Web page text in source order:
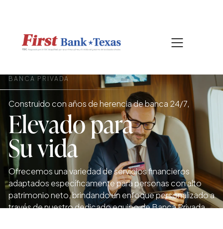
BANCA PRIVADA
Construido con años de herencia de banca 24/7,
Elevado para
Su vida
Ofrecemos una variedad de servicios financieros
adaptados específicamente para personas con alto
patrimonio neto, brindando un enfoque personalizado a
través de nuestro dedicado equipo de Banca Privada.